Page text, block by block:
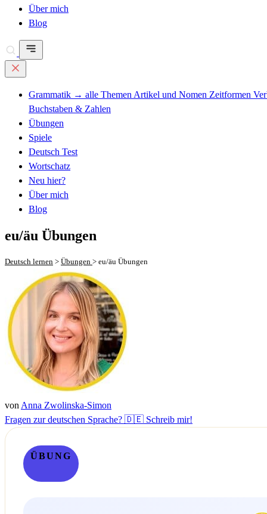
Über mich
Blog
Grammatik → alle Themen Artikel und Nomen Zeitformen
Buchstaben & Zahlen
Übungen
Spiele
Deutsch Test
Wortschatz
Neu hier?
Über mich
Blog
eu/äu Übungen
Deutsch lernen > Übungen > eu/äu Übungen
von Anna Zwolinska-Simon
Fragen zur deutschen Sprache? 🇩🇪 Schreib mir!
ÜBUNG